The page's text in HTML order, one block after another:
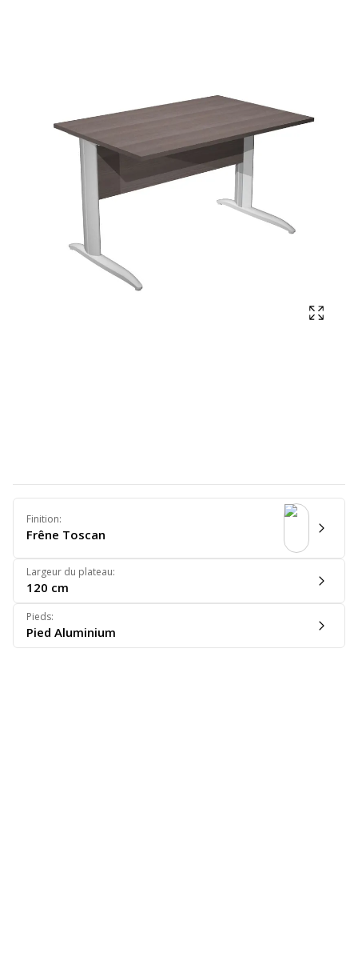
Finition:
Frêne Toscan
Largeur du plateau:
120 cm
Pieds:
Pied Aluminium